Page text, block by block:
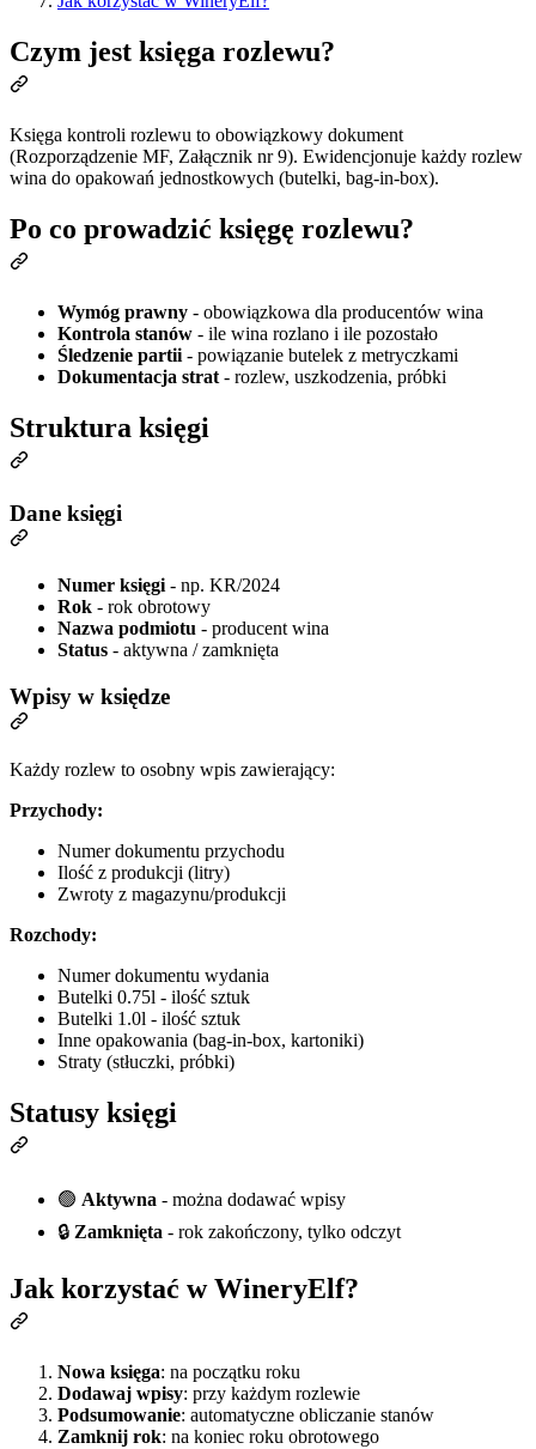
Czym jest księga rozlewu?
Księga kontroli rozlewu to obowiązkowy dokument
(Rozporządzenie MF, Załącznik nr 9). Ewidencjonuje każdy rozlew
wina do opakowań jednostkowych (butelki, bag-in-box).
Po co prowadzić księgę rozlewu?
Wymóg prawny - obowiązkowa dla producentów wina
Kontrola stanów - ile wina rozlano i ile pozostało
Śledzenie partii - powiązanie butelek z metryczkami
Dokumentacja strat - rozlew, uszkodzenia, próbki
Struktura księgi
Dane księgi
Numer księgi - np. KR/2024
Rok - rok obrotowy
Nazwa podmiotu - producent wina
Status - aktywna / zamknięta
Wpisy w księdze
Każdy rozlew to osobny wpis zawierający:
Przychody:
Numer dokumentu przychodu
Ilość z produkcji (litry)
Zwroty z magazynu/produkcji
Rozchody:
Numer dokumentu wydania
Butelki 0.75l - ilość sztuk
Butelki 1.0l - ilość sztuk
Inne opakowania (bag-in-box, kartoniki)
Straty (stłuczki, próbki)
Statusy księgi
🟢 Aktywna - można dodawać wpisy
🔒 Zamknięta - rok zakończony, tylko odczyt
Jak korzystać w WineryElf?
Nowa księga: na początku roku
Dodawaj wpisy: przy każdym rozlewie
Podsumowanie: automatyczne obliczanie stanów
Zamknij rok: na koniec roku obrotowego